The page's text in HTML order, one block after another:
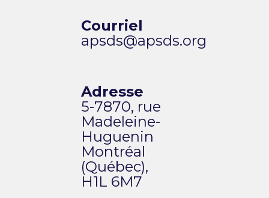
Courriel
apsds@apsds.org
Adresse
5-7870, rue
Madeleine-
Huguenin
Montréal
(Québec),
H1L 6M7